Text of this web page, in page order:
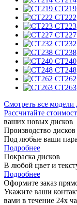
CT219
CT222
CT223
CT227
CT232
CT238
CT240
CT248
CT262
CT263
Смотреть все модели
Рассчитайте
ваших новых дисков
Производство дисков
Под любые ваши
Подробнее
Покраска дисков
В любой цвет и
Подробнее
Оформите заказ
Укажите ваши
вами в течение 24х